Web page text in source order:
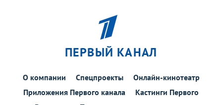
ПЕРВЫЙ КАНАЛ
О компании Спецпроекты
Онлайн-кинотеатр
Приложения Первого канала
Кастинги Первого